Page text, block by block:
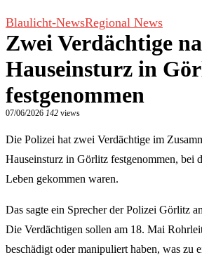
Blaulicht-NewsRegional News
Zwei Verdächtige
Hauseinsturz in
festgenommen
07/06/2026 142 views
Die Polizei hat zwei Verdächtige im
Hauseinsturz in Görlitz festgenommen, bei
Leben gekommen waren.
Das sagte ein Sprecher der Polizei Görlitz
Die Verdächtigen sollen am 18. Mai
beschädigt oder manipuliert haben, was zu